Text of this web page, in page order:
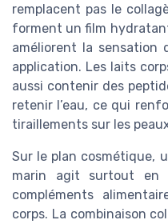
remplacent pas le
forment un film
améliorent la sensation
application. Les laits
aussi contenir des
retenir l’eau, ce qui
tiraillements sur les
Sur le plan cosmétique,
marin agit surtout en
compléments
corps. La combinaison